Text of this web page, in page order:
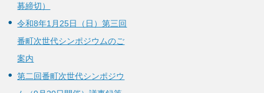
募締切）
令和8年1月25日（日）第三回
番町次世代シンポジウムのご
案内
第二回番町次世代シンポジウ